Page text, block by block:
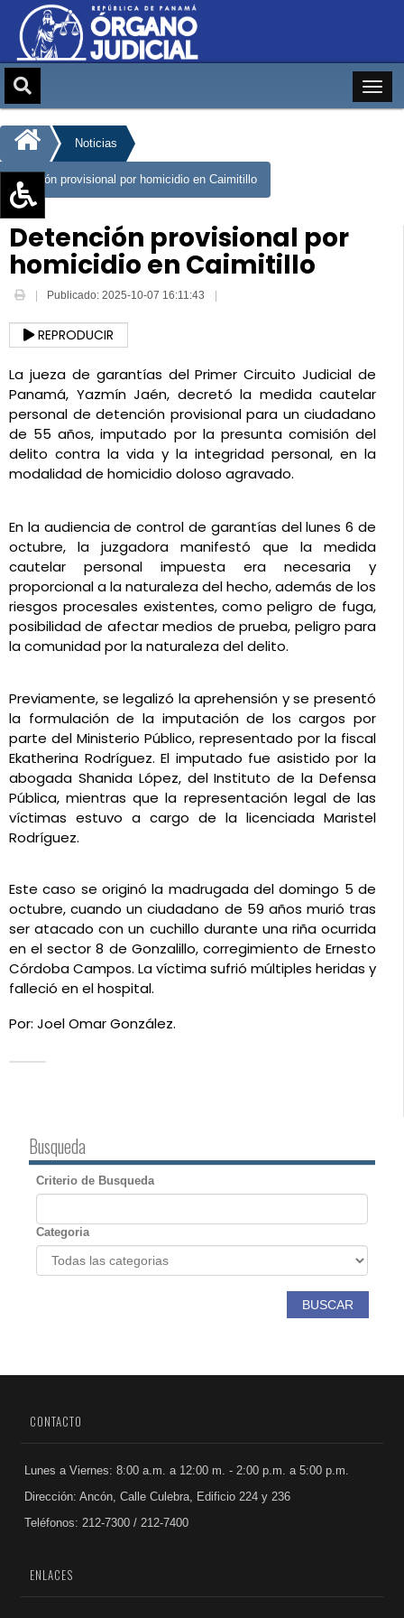
Aumentar texto (+)
Reducir texto (-)
Restablecer texto
Escala de Brillo
Escala de grises
Noticias
Detención provisional por homicidio en Caimitillo
Detención provisional por
homicidio en Caimitillo
Publicado: 2025-10-07 16:11:43
REPRODUCIR
La jueza de garantías del Primer Circuito Judicial de
Panamá, Yazmín Jaén, decretó la medida cautelar
personal de detención provisional para un ciudadano
de 55 años, imputado por la presunta comisión del
delito contra la vida y la integridad personal, en la
modalidad de homicidio doloso agravado.
En la audiencia de control de garantías del lunes 6 de
octubre, la juzgadora manifestó que la medida
cautelar personal impuesta era necesaria y
proporcional a la naturaleza del hecho, además de los
riesgos procesales existentes, como peligro de fuga,
posibilidad de afectar medios de prueba, peligro para
la comunidad por la naturaleza del delito.
Previamente, se legalizó la aprehensión y se presentó
la formulación de la imputación de los cargos por
parte del Ministerio Público, representado por la fiscal
Ekatherina Rodríguez. El imputado fue asistido por la
abogada Shanida López, del Instituto de la Defensa
Pública, mientras que la representación legal de las
víctimas estuvo a cargo de la licenciada Maristel
Rodríguez.
Este caso se originó la madrugada del domingo 5 de
octubre, cuando un ciudadano de 59 años murió tras
ser atacado con un cuchillo durante una riña ocurrida
en el sector 8 de Gonzalillo, corregimiento de Ernesto
Córdoba Campos. La víctima sufrió múltiples heridas y
falleció en el hospital.
Por: Joel Omar González.
Busqueda
Criterio de Busqueda
Categoria
BUSCAR
CONTACTO
Lunes a Viernes: 8:00 a.m. a 12:00 m. - 2:00 p.m. a 5:00 p.m.
Dirección: Ancón, Calle Culebra, Edificio 224 y 236
Teléfonos: 212-7300 / 212-7400
ENLACES